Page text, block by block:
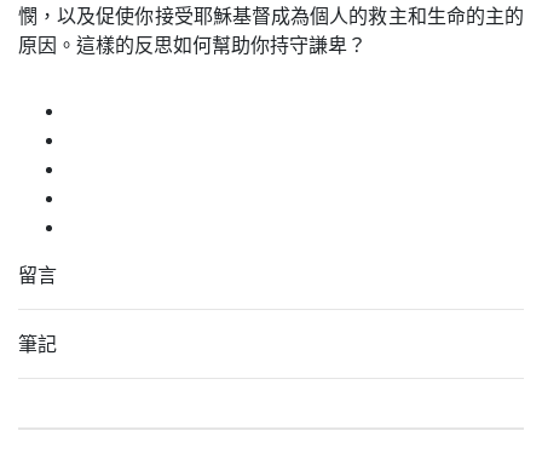
憫，以及促使你接受耶穌基督成為個人的救主和生命的主的
原因。這樣的反思如何幫助你持守謙卑？
留言
筆記